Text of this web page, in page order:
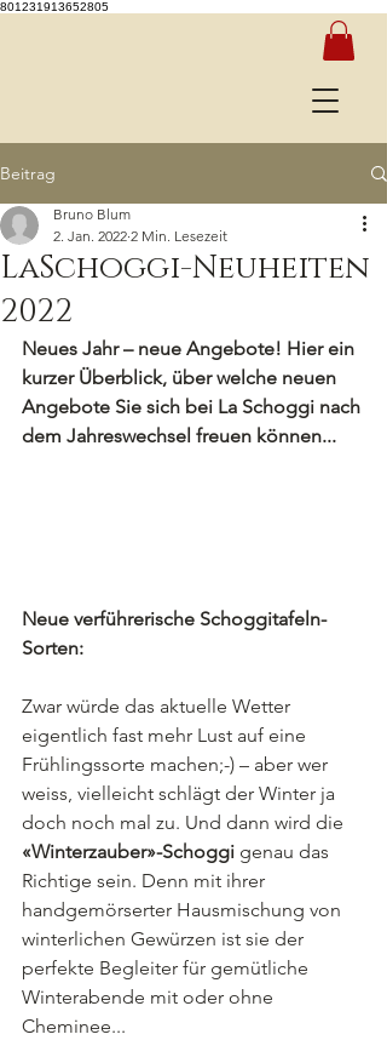
801231913652805
Beitrag
LaSchoggi-Neuheiten
2022
Bruno Blum
2. Jan. 2022 2 Min. Lesezeit
Neues Jahr – neue Angebote! Hier ein
kurzer Überblick, über welche neuen
Angebote Sie sich bei La Schoggi nach
dem Jahreswechsel freuen können...
Neue verführerische Schoggitafeln-
Sorten:
Zwar würde das aktuelle Wetter
eigentlich fast mehr Lust auf eine
Frühlingssorte machen;-) – aber wer
weiss, vielleicht schlägt der Winter ja
doch noch mal zu. Und dann wird die
«Winterzauber»-Schoggi genau das
Richtige sein. Denn mit ihrer
handgemörserter Hausmischung von
winterlichen Gewürzen ist sie der
perfekte Begleiter für gemütliche
Winterabende mit oder ohne
Cheminee...